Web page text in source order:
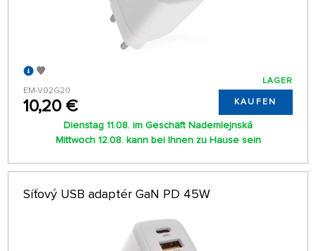
EM-V02G20
10,20 €
LAGER
KAUFEN
Dienstag 11.08. im Geschäft Nademlejnská
Mittwoch 12.08. kann bei Ihnen zu Hause sein
Síťový USB adaptér GaN PD 45W